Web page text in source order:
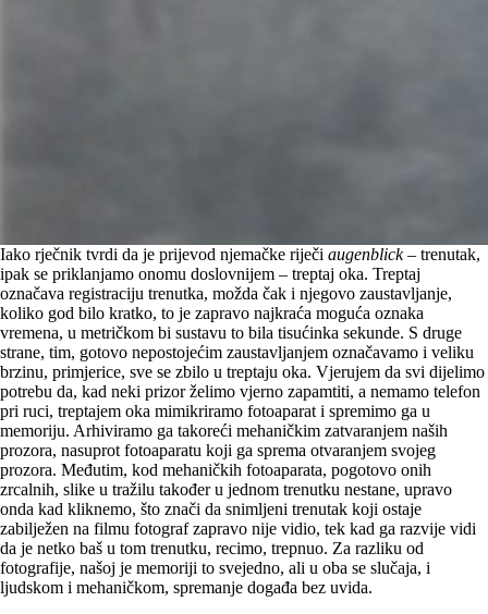
Iako rječnik tvrdi da je prijevod njemačke riječi augenblick– trenutak,
ipak se priklanjamo onomu doslovnijem – treptaj oka. Treptaj
označava registraciju trenutka, možda čak i njegovo zaustavljanje,
koliko god bilo kratko, to je zapravo najkraća moguća oznaka
vremena, u metričkom bi sustavu to bila tisućinka sekunde. S druge
strane, tim, gotovo nepostojećim zaustavljanjem označavamo i veliku
brzinu, primjerice, sve se zbilo u treptaju oka. Vjerujem da svi dijelimo
potrebu da, kad neki prizor želimo vjerno zapamtiti, a nemamo telefon
pri ruci, treptajem oka mimikriramo fotoaparat i spremimo ga u
memoriju. Arhiviramo ga takoreći mehaničkim zatvaranjem naših
prozora, nasuprot fotoaparatu koji ga sprema otvaranjem svojeg
prozora. Međutim, kod mehaničkih fotoaparata, pogotovo onih
zrcalnih, slike u tražilu također u jednom trenutku nestane, upravo
onda kad kliknemo, što znači da snimljeni trenutak koji ostaje
zabilježen na filmu fotograf zapravo nije vidio, tek kad ga razvije vidi
da je netko baš u tom trenutku, recimo, trepnuo. Za razliku od
fotografije, našoj je memoriji to svejedno, ali u oba se slučaja, i
ljudskom i mehaničkom, spremanje događa bez uvida.